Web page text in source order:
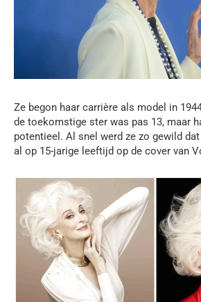
Ze begon haar carrière als model in
de toekomstige ster was pas 13, maar
potentieel. Al snel werd ze zo gewild
al op 15-jarige leeftijd op de cover van